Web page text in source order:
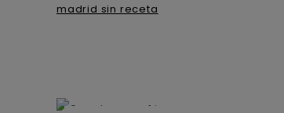
madrid sin receta